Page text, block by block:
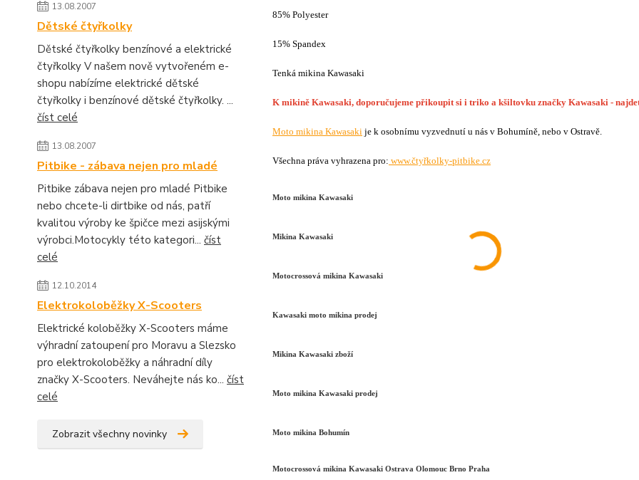
13.08.2007
Dětské čtyřkolky
Dětské čtyřkolky benzínové a elektrické
čtyřkolky V našem nově vytvořeném e-
shopu nabízíme elektrické dětské
čtyřkolky i benzínové dětské čtyřkolky. ...
číst celé
13.08.2007
Pitbike - zábava nejen pro mladé
Pitbike zábava nejen pro mladé Pitbike
nebo chcete-li dirtbike od nás, patří
kvalitou výroby ke špičce mezi asijskými
výrobci.Motocykly této kategori... číst
celé
12.10.2014
Elektrokoloběžky X-Scooters
Elektrické koloběžky X-Scooters máme
výhradní zatoupení pro Moravu a Slezsko
pro elektrokoloběžky a náhradní díly
značky X-Scooters. Neváhejte nás ko... číst
celé
Zobrazit všechny novinky
85% Polyester
15% Spandex
Tenká mikina Kawasaki
K mikině Kawasaki, doporučujeme přikoupit si i triko a kšiltovku značky Kawasaki -
Moto mikina Kawasakije k osobnímu vyzvednutí u nás v Bohumíně, nebo v Ostravě.
Všechna práva vyhrazena pro: www.čtyřkolky-pitbike.cz
Moto mikina Kawasaki
Mikina Kawasaki
Motocrossová mikina Kawasaki
Kawasaki moto mikina prodej
Mikina Kawasaki zboží
Moto mikina Kawasaki prodej
Moto mikina Bohumín
Motocrossová mikina Kawasaki Ostrava Olomouc Brno Praha